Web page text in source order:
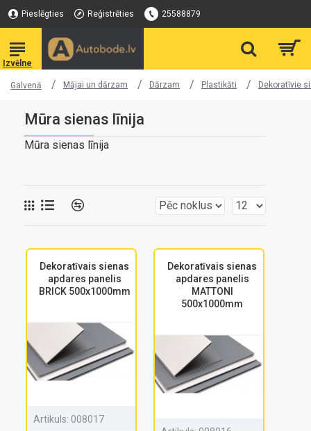
Pieslēgties Reģistrēties 25588879
Galvenā Mājai un dārzam Dārzam Plastikāti Dekoratīvie
Mūra sienas līnija
Mūra sienas līnija
Dekoratīvais sienas
apdares panelis
BRICK 500x1000mm
Artikuls: 008017
Dekoratīvais sienas
apdares panelis
MATTONI
500x1000mm